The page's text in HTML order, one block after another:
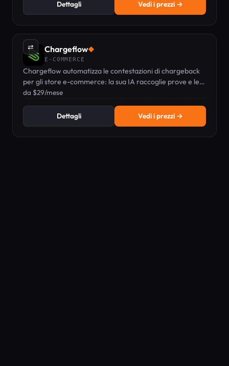
Dettagli Vedi i prezzi →
⇄ Chargeflow◆
E-COMMERCE
Chargeflow automatizza le contestazioni di chargeback
per gli store e-commerce: la sua IA raccoglie prove e le
invia alle banche.
da $29/mese
Dettagli Vedi i prezzi →